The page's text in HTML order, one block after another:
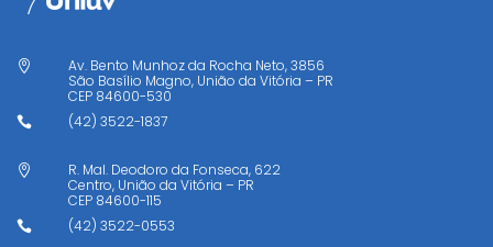

Av. Bento Munhoz da Rocha Neto, 3856
São Basílio Magno, União da Vitória – PR
CEP 84600-530
 (42) 3522-1837

R. Mal. Deodoro da Fonseca, 622
Centro, União da Vitória – PR
CEP 84600-115
 (42) 3522-0553